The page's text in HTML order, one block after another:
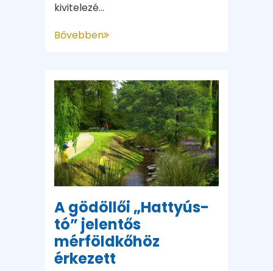
kivitelezé...
Bővebben
A gödöllői „Hattyús-
tó” jelentős
mérföldkőhöz
érkezett